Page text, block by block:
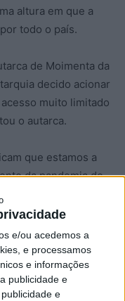
e/ou acedemos a
e processamos
e informações
publicidade e
e
altura em que a
todo o país.
de Moimenta da
decido acionar
muito limitado
o autarca.
que estamos a
da pandemia de
que “o
de Apoio
às pessoas que
nomeadamente
1ª necessidade,